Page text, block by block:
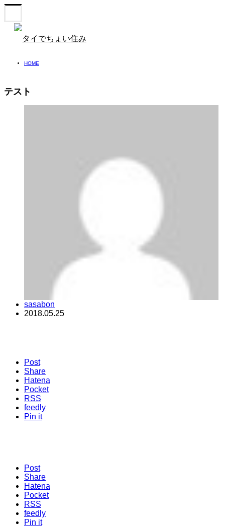
HOME
テスト
sasabon
2018.05.25
Post
Share
Hatena
Pocket
RSS
feedly
Pin it
Post
Share
Hatena
Pocket
RSS
feedly
Pin it